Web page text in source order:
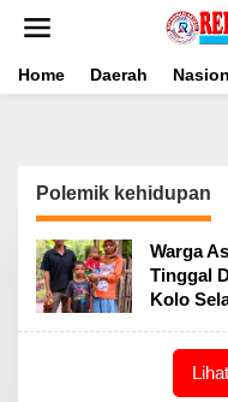
Home Daerah
Polemik kehidupan
Warga
Tinggal
Kolo